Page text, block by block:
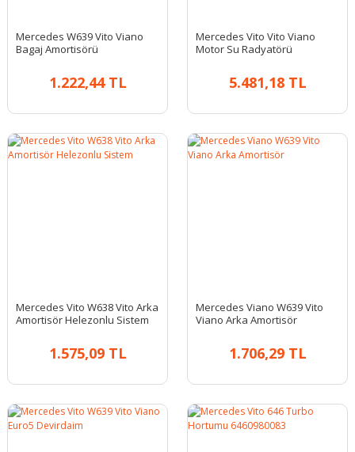
Mercedes W639 Vito Viano
Bagaj Amortisörü
1.222,44 TL
Mercedes Vito Vito Viano
Motor Su Radyatörü
5.481,18 TL
Mercedes Vito W638 Vito Arka
Amortisör Helezonlu Sistem
1.575,09 TL
Mercedes Viano W639 Vito
Viano Arka Amortisör
1.706,29 TL